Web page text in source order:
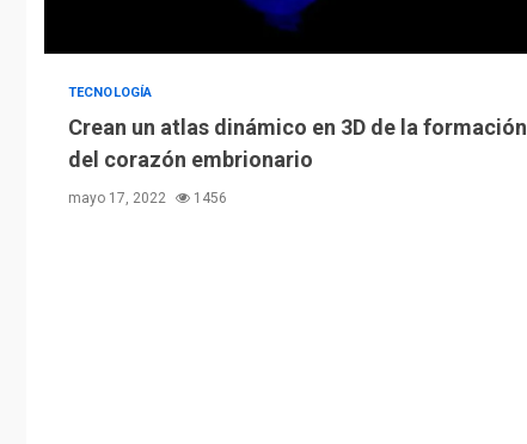
TECNOLOGÍA
Crean un atlas dinámico en 3D de la formación
del corazón embrionario
mayo 17, 2022 1456